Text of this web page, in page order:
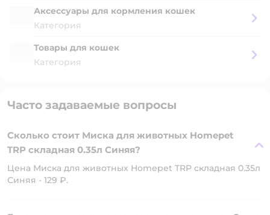
Аксессуары для кормления кошек
Категория
Товары для кошек
Категория
Часто задаваемые вопросы
Сколько стоит Миска для животных Homepet
TRP складная 0.35л Синяя?
Цена Миска для животных Homepet TRP складная 0.35л
Синяя - 129 ₽.